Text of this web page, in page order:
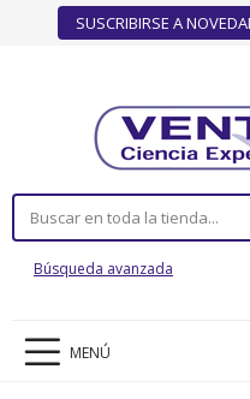
SUSCRIBIRSE A
Búsqueda avanzada
MENÚ